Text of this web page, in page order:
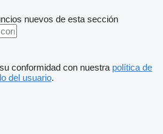
nuevos de esta sección
conformidad con nuestra política de
del usuario.